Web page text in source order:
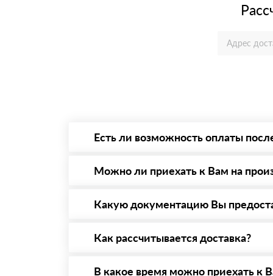
Есть ли возможность оплаты
то Вы в праве от него отказаться.
Можно ли приехать к Вам на
предварительная запись по номеру
Какую документацию Вы
Как рассчитывается доставка?
стоимости и сроков доставки, которые
В какое время можно приехать к